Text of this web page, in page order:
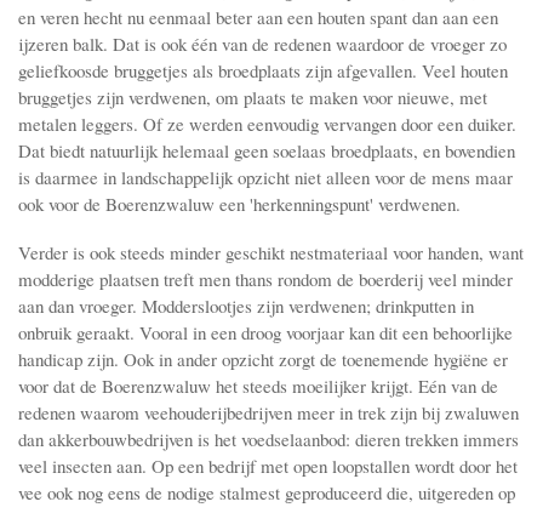
en veren hecht nu eenmaal beter aan een houten spant dan aan een
ijzeren balk. Dat is ook één van de redenen waardoor de vroeger zo
geliefkoosde bruggetjes als broedplaats zijn afgevallen. Veel houten
bruggetjes zijn verdwenen, om plaats te maken voor nieuwe, met
metalen leggers. Of ze werden eenvoudig vervangen door een duiker.
Dat biedt natuurlijk helemaal geen soelaas broedplaats, en bovendien
is daarmee in landschappelijk opzicht niet alleen voor de mens maar
ook voor de Boerenzwaluw een 'herkenningspunt' verdwenen.
Verder is ook steeds minder geschikt nestmateriaal voor handen, want
modderige plaatsen treft men thans rondom de boerderij veel minder
aan dan vroeger. Modderslootjes zijn verdwenen; drinkputten in
onbruik geraakt. Vooral in een droog voorjaar kan dit een behoorlijke
handicap zijn. Ook in ander opzicht zorgt de toenemende hygiëne er
voor dat de Boerenzwaluw het steeds moeilijker krijgt. Eén van de
rede­nen waarom veehouderijbedrijven meer in trek zijn bij zwaluwen
dan akkerbouwbe­drijven is het voedselaanbod: dieren trekken immers
veel insecten aan. Op een bedrijf met open loopstallen wordt door het
vee ook nog eens de nodige stalmest geproduceerd die, uitgereden op